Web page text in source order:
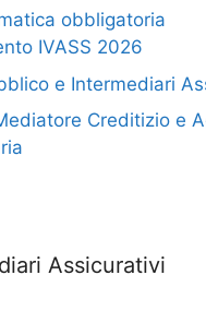
obbligatoria
IVASS 2026
e Intermediari
Creditizio e
Assicurativi